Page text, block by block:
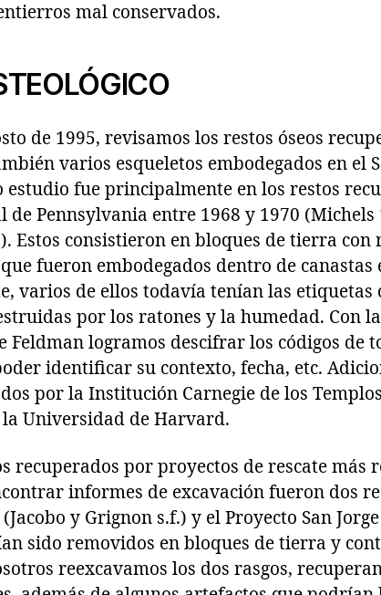
mal conservados.
de 1995, revisamos los restos óseos
varios esqueletos embodegados en el
estudio fue principalmente en los restos
Pennsylvania entre 1968 y 1970 (Michels
Estos consistieron en bloques de tierra con
fueron embodegados dentro de canastas
varios de ellos todavía tenían las etiquetas
por los ratones y la humedad. Con
Feldman logramos descifrar los códigos de
identificar su contexto, fecha, etc.
por la Institución Carnegie de los
la Universidad de Harvard.
recuperados por proyectos de rescate más
informes de excavación fueron dos
y Grignon s.f.) y el Proyecto San
sido removidos en bloques de tierra y
reexcavamos los dos rasgos,